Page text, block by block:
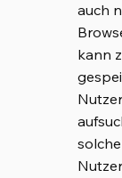
auch
kann